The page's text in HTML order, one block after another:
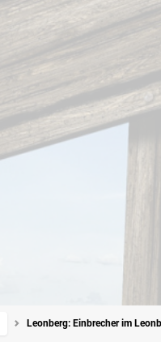
Leonberg: Einbrecher im